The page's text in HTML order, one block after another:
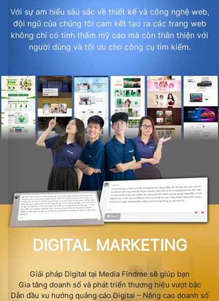
Với sự am hiểu sâu sắc về thiết kế và công nghệ web,
đội ngũ của chúng tôi cam kết tạo ra các trang web
không chỉ có tính thẩm mỹ cao mà còn thân thiện với
người dùng và tối ưu cho công cụ tìm kiếm.
DIGITAL MARKETING
Giải pháp Digital tại Media Findme sẽ giúp bạn
Gia tăng doanh số và phát triển thương hiệu vượt bậc
Dẫn đầu xu hướng quảng cáo Digital – Nâng cao doanh số